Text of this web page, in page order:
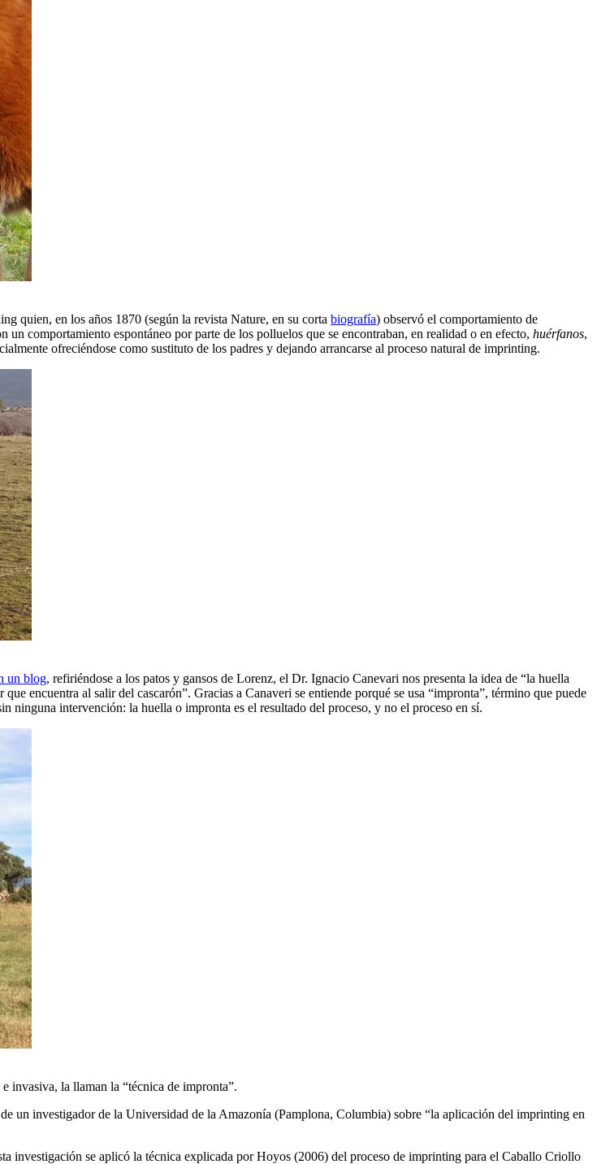
quien, en los años 1870 (según la revista Nature, en su corta biografía) observó el comportamiento de
comportamiento espontáneo por parte de los polluelos que se encontraban, en realidad o en efecto, huérfanos,
ofreciéndose como sustituto de los padres y dejando arrancarse al proceso natural de imprinting.
un blog, refiriéndose a los patos y gansos de Lorenz, el Dr. Ignacio Canevari nos presenta la idea de “la huella
encuentra al salir del cascarón”. Gracias a Canaveri se entiende porqué se usa “impronta”, término que puede
ninguna intervención: la huella o impronta es el resultado del proceso, y no el proceso en sí.
invasiva, la llaman la “técnica de impronta”.
de un investigador de la Universidad de la Amazonía (Pamplona, Columbia) sobre “la aplicación del imprinting en
investigación se aplicó la técnica explicada por Hoyos (2006) del proceso de imprinting para el Caballo Criollo